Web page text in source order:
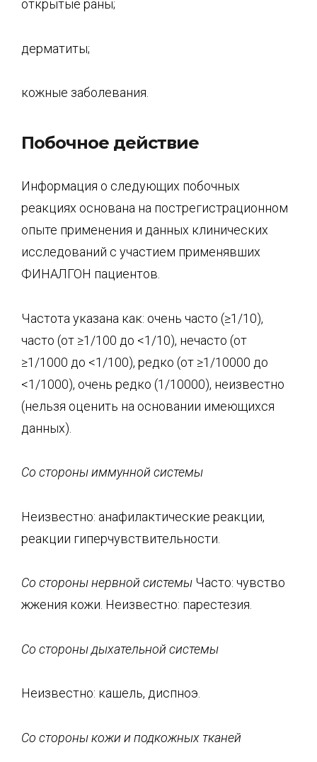
открытые раны;
дерматиты;
кожные заболевания.
Побочное действие
Информация о следующих побочных
реакциях основана на пострегистрационном
опыте применения и данных клинических
исследований с участием применявших
ФИНАЛГОН пациентов.
Частота указана как: очень часто (≥1/10),
часто (от ≥1/100 до <1/10), нечасто (от
≥1/1000 до <1/100), редко (от ≥1/10000 до
<1/1000), очень редко (1/10000), неизвестно
(нельзя оценить на основании имеющихся
данных).
Со стороны иммунной системы
Неизвестно: анафилактические реакции,
реакции гиперчувствительности.
Со стороны нервной системы Часто: чувство
жжения кожи. Неизвестно: парестезия.
Со стороны дыхательной системы
Неизвестно: кашель, диспноэ.
Со стороны кожи и подкожных тканей